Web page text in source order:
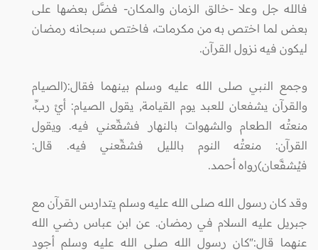
فالله جل وعلا -خالق الزمان والمكان- فضَّل بعضها على
بعض لما اختص به من مكرمات، فاختص سبحانه رمضان
ليكون فيه نزول القرآن.
وجمع النبي صلى الله عليه وسلم بينهما فقال:(الصيام
والقرآن يشفعان للعبد يوم القيامة, يقول الصيام: أيْ ربِّ،
منعتُه الطعام والشهوات بالنهار فشفِّعني فيه. ويقول
القرآن: منعتُه النوم بالليل فشفِّعني فيه. قال:
فيُشفَّعان)رواه أحمد.
وقد كان رسول الله صلى الله عليه وسلم يتدارس القرآن مع
جبريل عليه السلام في رمضان. عن ابن عباس رضي الله
عنهما قال:"كان رسول الله صلى الله عليه وسلم أجود